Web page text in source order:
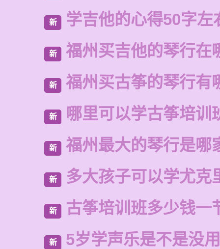
新 学吉他的心得50字左
新 福州买吉他的琴行在
新 福州买古筝的琴行有
新 哪里可以学古筝培训
新 福州最大的琴行是哪
新 多大孩子可以学尤克
新 古筝培训班多少钱一
新 5岁学声乐是不是没用